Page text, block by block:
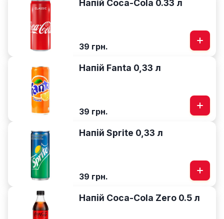
Напій Coca-Cola 0.33 л
39 грн.
Напій Fanta 0,33 л
39 грн.
Напій Sprite 0,33 л
39 грн.
Напій Coca-Cola Zero 0.5 л